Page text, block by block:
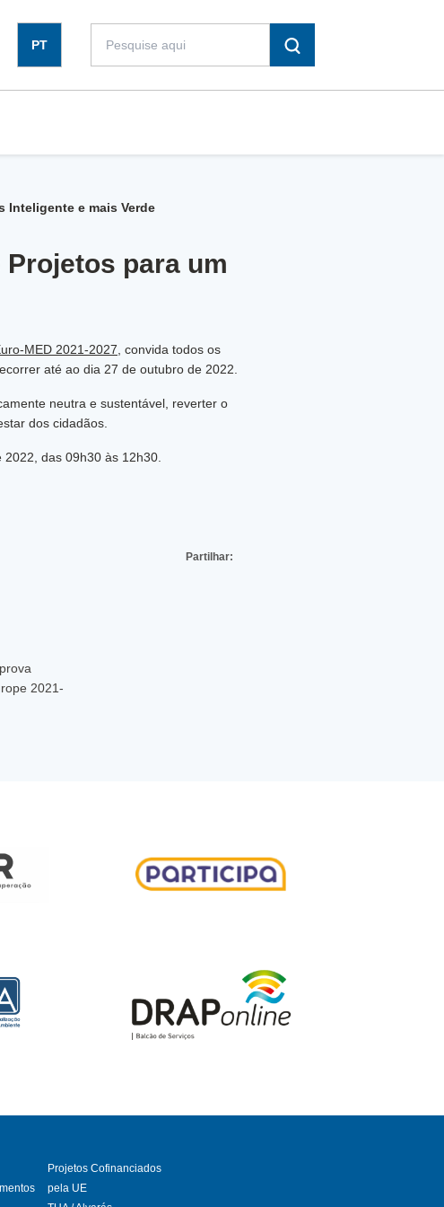
PT
Inteligente e mais Verde
para um
MED 2021-2027 , convida todos os
até ao dia 27 de outubro de 2022.
neutra e sustentável, reverter o
dos cidadãos.
das 09h30 às 12h30.
Partilhar:
2021-
Projetos Cofinanciados
pela UE